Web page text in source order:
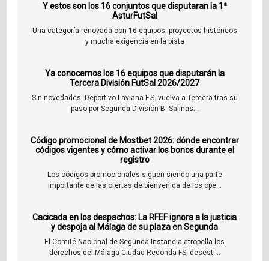
Y estos son los 16 conjuntos que disputaran la 1ª
AsturFutSal
Una categoría renovada con 16 equipos, proyectos históricos
y mucha exigencia en la pista
Ya conocemos los 16 equipos que disputarán la
Tercera División FutSal 2026/2027
Sin novedades. Deportivo Laviana F.S. vuelva a Tercera tras su
paso por Segunda División B. Salinas...
Código promocional de Mostbet 2026: dónde encontrar
códigos vigentes y cómo activar los bonos durante el
registro
Los códigos promocionales siguen siendo una parte
importante de las ofertas de bienvenida de los ope...
Cacicada en los despachos: La RFEF ignora a la justicia
y despoja al Málaga de su plaza en Segunda
El Comité Nacional de Segunda Instancia atropella los
derechos del Málaga Ciudad Redonda FS, desesti...